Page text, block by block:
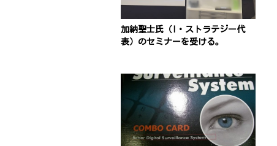
加納聖士氏（I・ストラテジー代
表）のセミナーを受ける。